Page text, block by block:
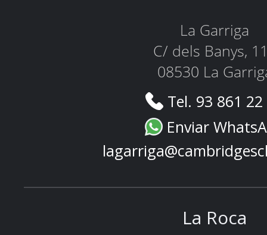
La Garriga
C/ dels Banys,
08530 La
Tel. 93 861
Enviar
La Roca